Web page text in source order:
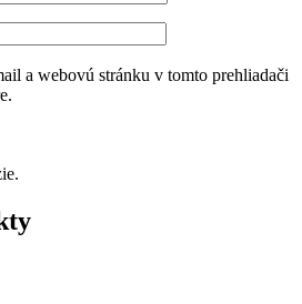
a webovú stránku v tomto prehliadači